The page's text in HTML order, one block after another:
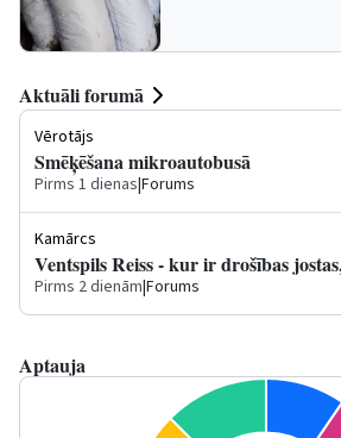
Aktuāli forumā
Vērotājs
Smēķēšana mikroautobusā
Pirms 1 dienas|Forums
Kamārcs
Ventspils Reiss - kur ir drošības
Pirms 2 dienām|Forums
Aptauja